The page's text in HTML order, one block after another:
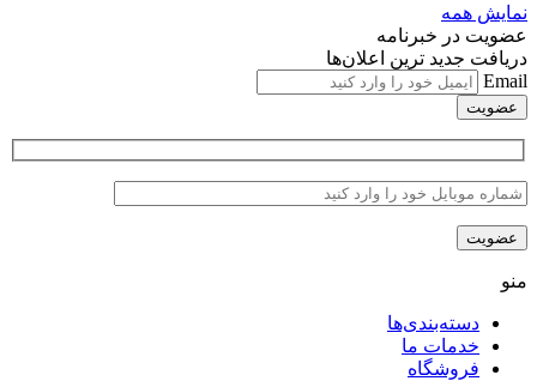
نمایش همه
عضویت در خبرنامه
دریافت جدید ترین اعلان‌ها
Email
منو
دسته‌بندی‌ها
خدمات ما
فروشگاه